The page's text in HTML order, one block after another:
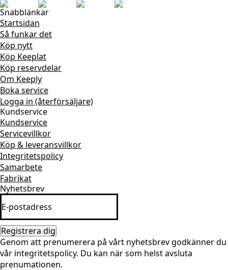
Snabblänkar
Startsidan
Så funkar det
Köp nytt
Köp Keeplat
Köp reservdelar
Om Keeply
Boka service
Logga in (återförsäljare)
Kundservice
Kundservice
Servicevillkor
Köp & leveransvillkor
Integritetspolicy
Samarbete
Fabrikat
Nyhetsbrev
Registrera dig
Genom att prenumerera på vårt nyhetsbrev godkänner du
vår integritetspolicy. Du kan när som helst avsluta
prenumationen.